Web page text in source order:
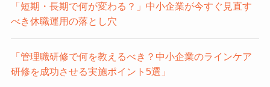
「短期・長期で何が変わる？」中小企業が今すぐ見直す
べき休職運用の落とし穴
「管理職研修で何を教えるべき？中小企業のラインケア
研修を成功させる実施ポイント5選」